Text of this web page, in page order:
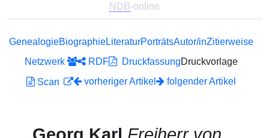
NDB-online
GenealogieBiographieLiteraturPorträtsAutor/inZitierweise
Netzwerk
RDF DruckfassungDruckvorlage
Scan
vorheriger Artikel folgender Artikel